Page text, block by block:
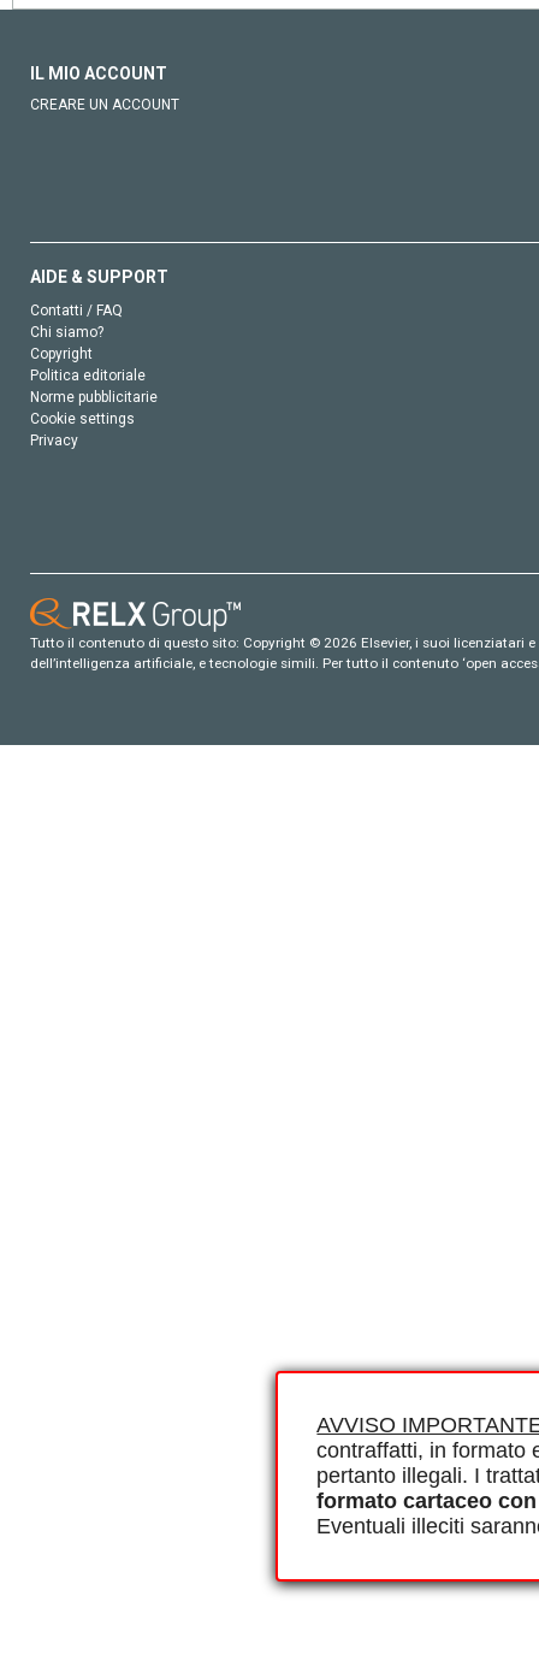
AVVISO
contraffatti, in formato
pertanto illegali. I
formato cartaceo
Eventuali illeciti
IL MIO ACCOUNT
CREARE UN ACCOUNT
AIDE & SUPPORT
Contatti / FAQ
Chi siamo?
Copyright
Politica editoriale
Norme pubblicitarie
Cookie settings
Privacy
Tutto il contenuto di questo sito: Copyright © 2026 Elsevier, i suoi
dell’intelligenza artificiale, e tecnologie simili. Per tutto il contenuto ‘open